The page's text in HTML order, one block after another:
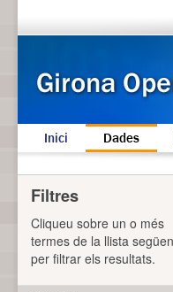
Inici Dades
Filtres
Cliqueu sobre un o més
termes de la llista
per filtrar els resultats.